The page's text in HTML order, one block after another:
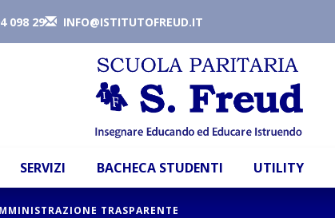
098 29 INFO@ISTITUTOFREUD.IT
SERVIZI BACHECA STUDENTI UTILITY
TRASPARENTE